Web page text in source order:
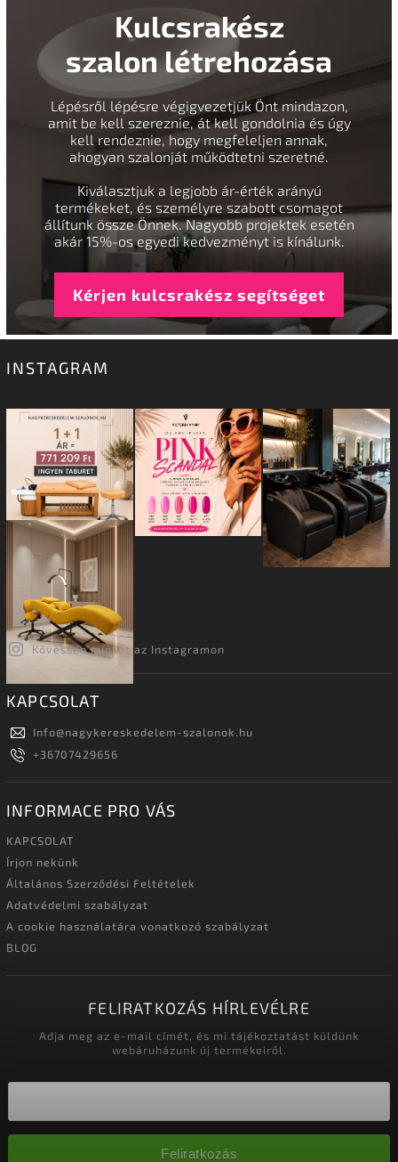
Kulcsrakész
szalon létrehozása
Lépésről lépésre végigvezetjük Önt mindazon,
amit be kell szereznie, át kell gondolnia és úgy
kell rendeznie, hogy megfeleljen annak,
ahogyan szalonját működtetni szeretné.
Kiválasztjuk a legjobb ár-érték arányú
termékeket, és személyre szabott csomagot
állítunk össze Önnek. Nagyobb projektek esetén
akár 15%-os egyedi kedvezményt is kínálunk.
Kérjen kulcsrakész segítséget
INSTAGRAM
Kövessen minket az Instagramon
KAPCSOLAT
Info@nagykereskedelem-szalonok.hu
+36707429656
INFORMACE PRO VÁS
KAPCSOLAT
Írjon nekünk
Általános Szerződési Feltételek
Adatvédelmi szabályzat
A cookie használatára vonatkozó szabályzat
BLOG
FELIRATKOZÁS HÍRLEVÉLRE
Adja meg az e-mail címét, és mi tájékoztatást küldünk
webáruházunk új termékeiről.
Feliratkozás